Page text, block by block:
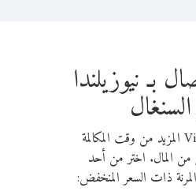
بـ نيوزيلندا
يمنحك Viber Out المزيد من وقت المكالمة
من المال. اختر من أحد
ذات السعر المنخفض: